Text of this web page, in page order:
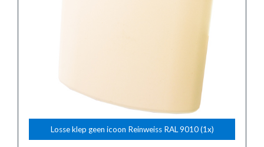
Losse klep geen icoon Reinweiss RAL 9010 (1x)